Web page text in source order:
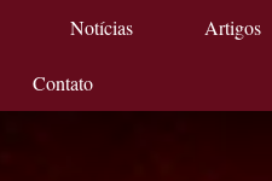
Notícias Artigos
Contato